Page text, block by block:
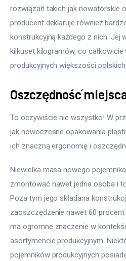
rozwiązań takich jak nowatorskie
producent deklaruje również
konstrukcyjną każdego z nich. Jej
kilkuset kilogramów, co
produkcyjnych większości
Oszczędność
To oczywiście nie wszystko! W
jak nowoczesne opakowania
ich znaczną ergonomię i
Niewielka masa nowego
zmontować nawet jedna osoba i
Poza tym jego składana
zaoszczędzenie nawet 60
ma ogromne znaczenie w
asortymencie produkcyjnym.
pojemników produkcyjnych